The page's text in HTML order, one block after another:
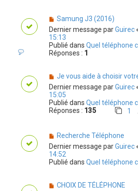
Samung J3 (2016)
Dernier message parGuirec
15:13
Publié dans Quel téléphone
Réponses : 1
Je vous aide à choisir
Dernier message parGuirec
15:05
Publié dans Quel téléphone
Réponses : 135 1
Recherche Téléphone
Dernier message parGuirec
14:52
Publié dans Quel téléphone
CHOIX DE TÉLÉPHONE